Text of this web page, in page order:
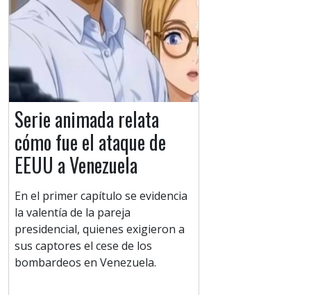
Serie animada relata
cómo fue el ataque de
EEUU a Venezuela
En el primer capítulo se evidencia
la valentía de la pareja
presidencial, quienes exigieron a
sus captores el cese de los
bombardeos en Venezuela.